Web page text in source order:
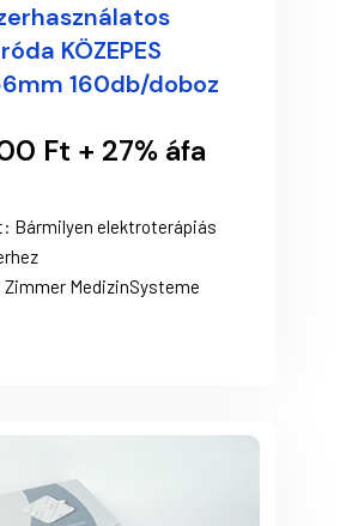
KÖZEPES
160db/doboz
Ft + 27% áfa
Bármilyen elektroterápiás
Zimmer MedizinSysteme